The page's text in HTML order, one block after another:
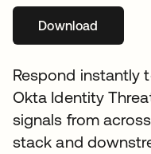
Download
Respond instantly
Okta Identity
signals from
stack and